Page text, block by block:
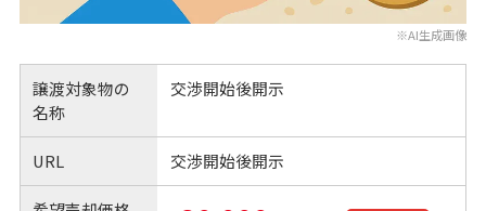
※AI生成画像
譲渡対象物の
名称
交渉開始後開示
URL 交渉開始後開示